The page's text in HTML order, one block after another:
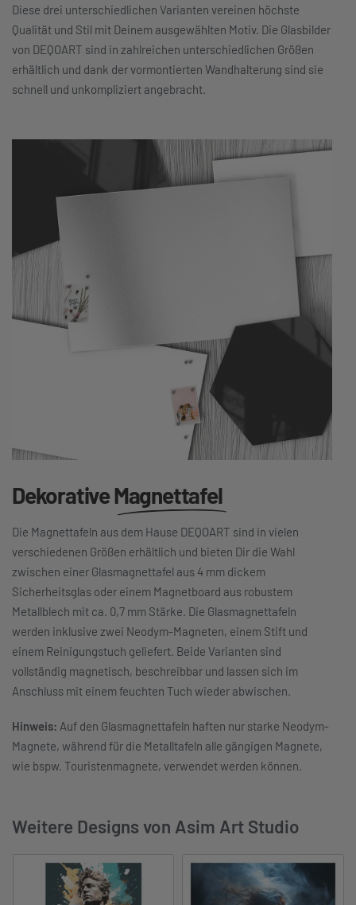
Diese drei unterschiedlichen Varianten vereinen höchste
Qualität und Stil mit Deinem ausgewählten Motiv. Die Glasbilder
von DEQOART sind in zahlreichen unterschiedlichen Größen
erhältlich und dank der vormontierten Wandhalterung sind sie
schnell und unkompliziert angebracht.
DekorativeMagnettafel
Die Magnettafeln aus dem Hause DEQOART sind in vielen
verschiedenen Größen erhältlich und bieten Dir die Wahl
zwischen einer Glasmagnettafel aus 4 mm dickem
Sicherheitsglas oder einem Magnetboard aus robustem
Metallblech mit ca. 0,7 mm Stärke. Die Glasmagnettafeln
werden inklusive zwei Neodym-Magneten, einem Stift und
einem Reinigungstuch geliefert. Beide Varianten sind
vollständig magnetisch, beschreibbar und lassen sich im
Anschluss mit einem feuchten Tuch wieder abwischen.
Hinweis: Auf den Glasmagnettafeln haften nur starke Neodym-
Magnete, während für die Metalltafeln alle gängigen Magnete,
wie bspw. Touristenmagnete, verwendet werden können.
Weitere Designs von Asim Art Studio